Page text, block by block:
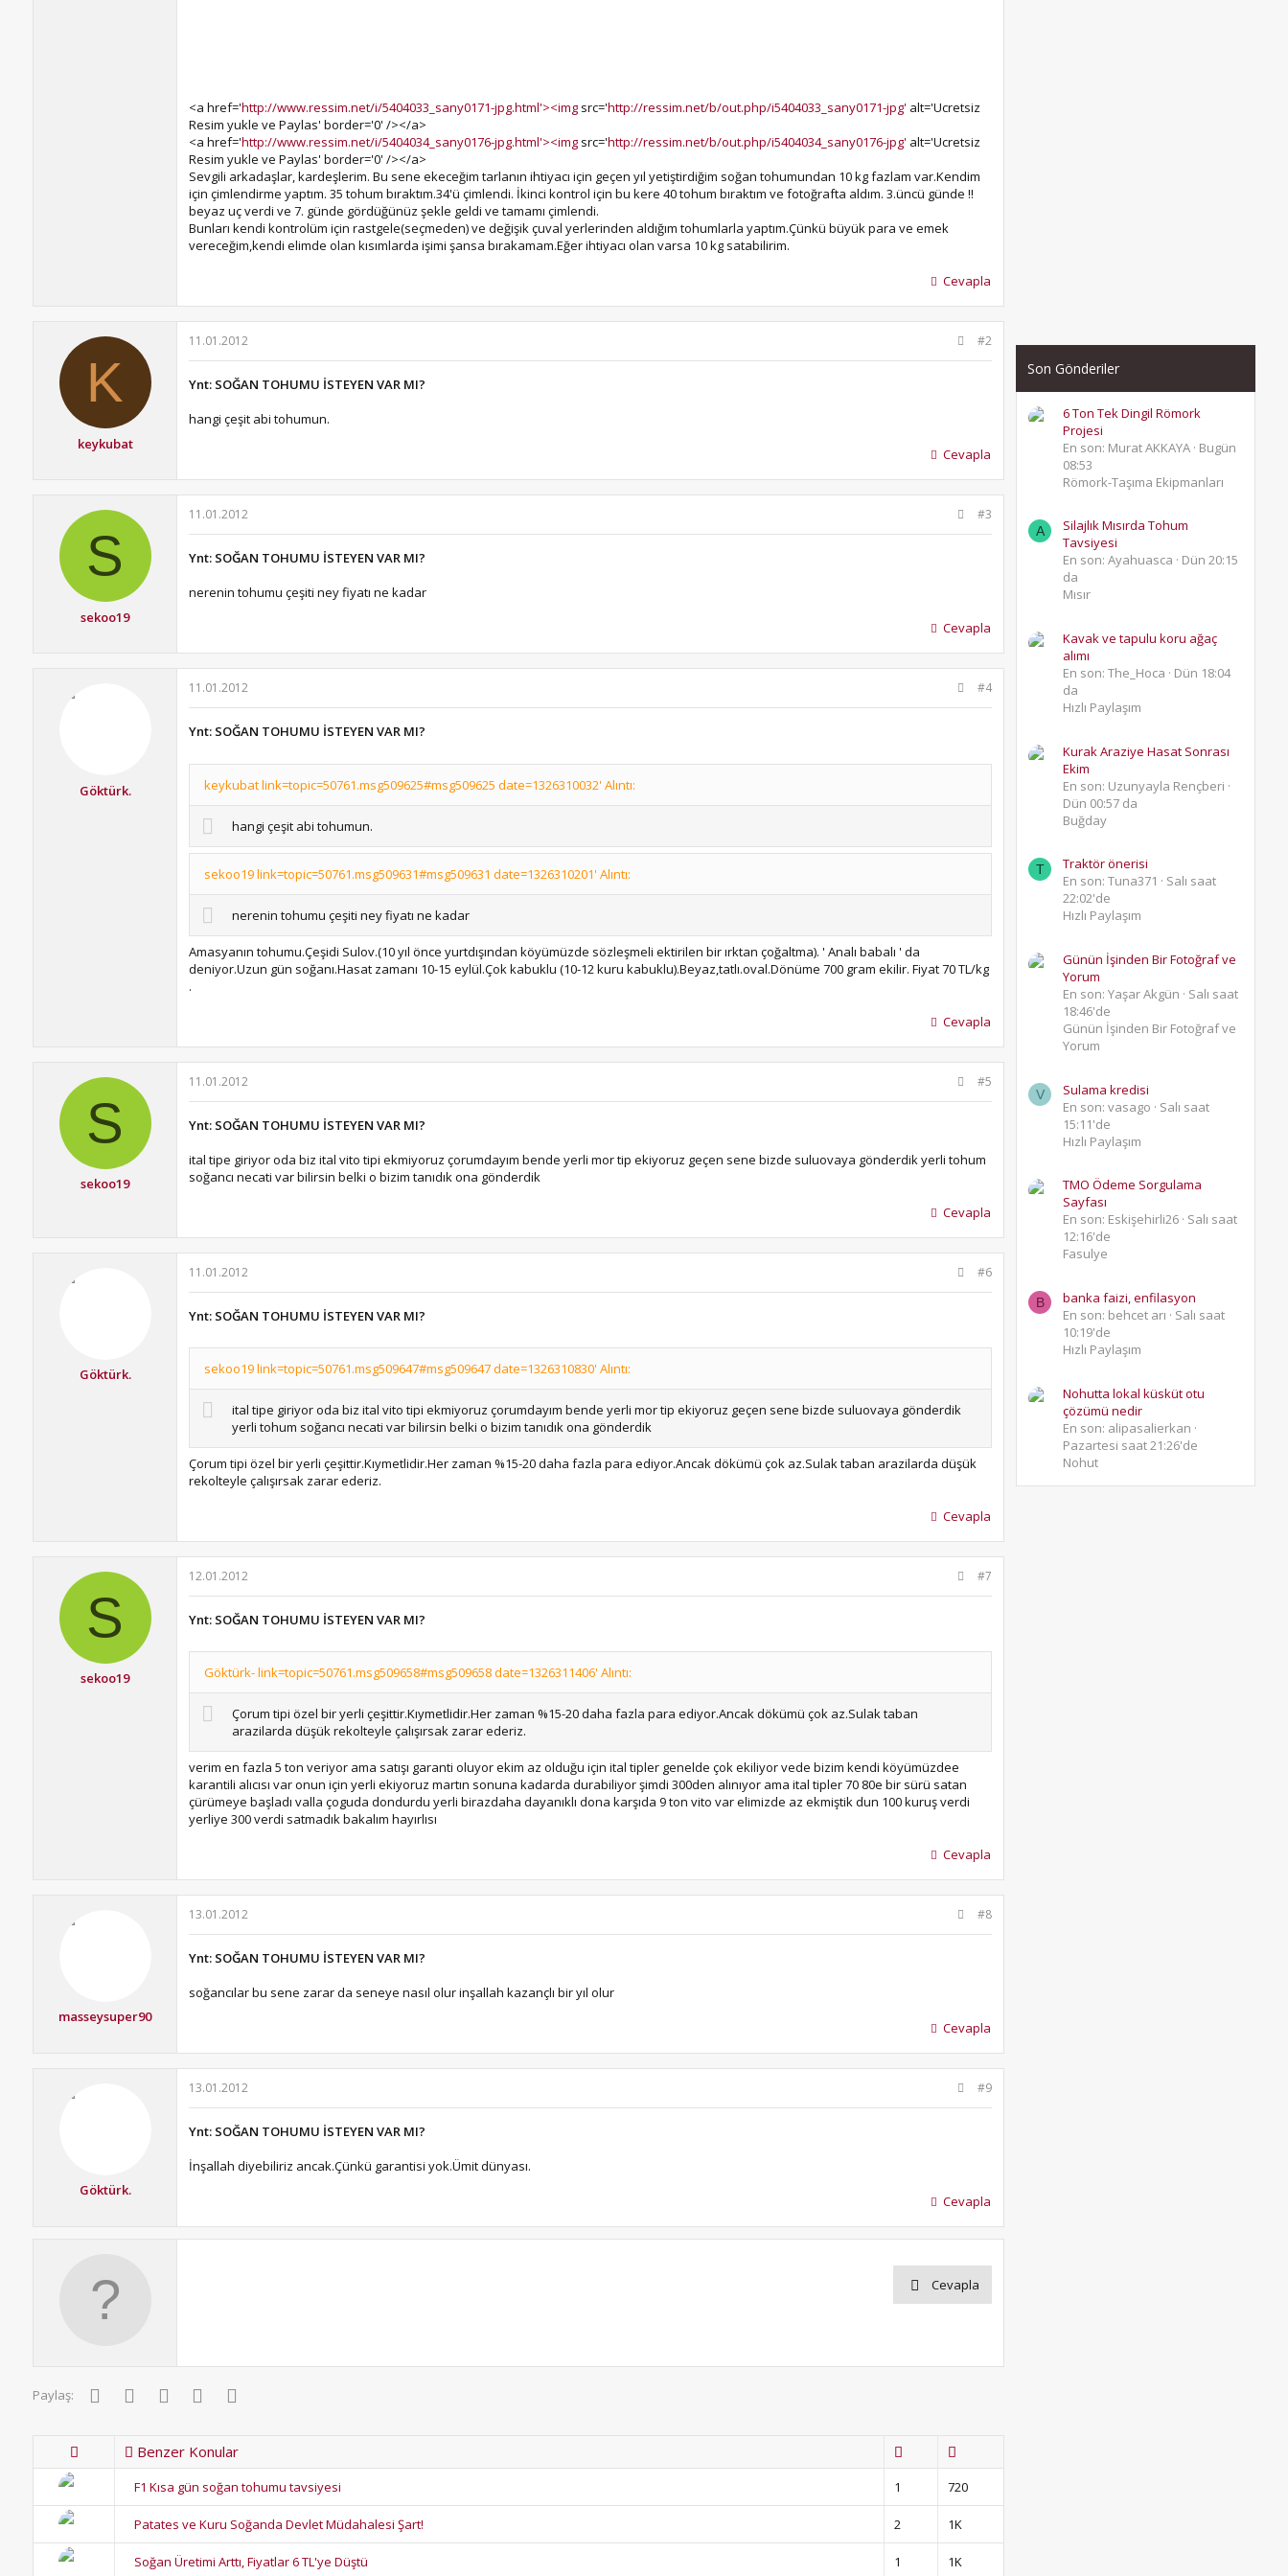
<a href='http://www.ressim.net/i/5404033_sany0171-jpg.html'><img src='http://ressim.net/b/out.php/i5404033_sany0171-jpg' alt='Ucretsiz
Resim yukle ve Paylas' border='0' /></a>
<a href='http://www.ressim.net/i/5404034_sany0176-jpg.html'><img src='http://ressim.net/b/out.php/i5404034_sany0176-jpg' alt='Ucretsiz
Resim yukle ve Paylas' border='0' /></a>
Sevgili arkadaşlar, kardeşlerim. Bu sene ekeceğim tarlanın ihtiyacı için geçen yıl yetiştirdiğim soğan tohumundan 10 kg fazlam var.Kendim
için çimlendirme yaptım. 35 tohum bıraktım.34'ü çimlendi. İkinci kontrol için bu kere 40 tohum bıraktım ve fotoğrafta aldım. 3.üncü günde !!
beyaz uç verdi ve 7. günde gördüğünüz şekle geldi ve tamamı çimlendi.
Bunları kendi kontrolüm için rastgele(seçmeden) ve değişik çuval yerlerinden aldığım tohumlarla yaptım.Çünkü büyük para ve emek
vereceğim,kendi elimde olan kısımlarda işimi şansa bırakamam.Eğer ihtiyacı olan varsa 10 kg satabilirim.
Cevapla
K
keykubat
11.01.2012 #2
Ynt: SOĞAN TOHUMU İSTEYEN VAR MI?
hangi çeşit abi tohumun.
Cevapla
S
sekoo19
11.01.2012 #3
Ynt: SOĞAN TOHUMU İSTEYEN VAR MI?
nerenin tohumu çeşiti ney fiyatı ne kadar
Cevapla
Göktürk.
11.01.2012 #4
Ynt: SOĞAN TOHUMU İSTEYEN VAR MI?
keykubat link=topic=50761.msg509625#msg509625 date=1326310032' Alıntı:
hangi çeşit abi tohumun.
sekoo19 link=topic=50761.msg509631#msg509631 date=1326310201' Alıntı:
nerenin tohumu çeşiti ney fiyatı ne kadar
Amasyanın tohumu.Çeşidi Sulov.(10 yıl önce yurtdışından köyümüzde sözleşmeli ektirilen bir ırktan çoğaltma). ' Analı babalı ' da
deniyor.Uzun gün soğanı.Hasat zamanı 10-15 eylül.Çok kabuklu (10-12 kuru kabuklu).Beyaz,tatlı.oval.Dönüme 700 gram ekilir. Fiyat 70 TL/kg
.
Cevapla
S
sekoo19
11.01.2012 #5
Ynt: SOĞAN TOHUMU İSTEYEN VAR MI?
ital tipe giriyor oda biz ital vito tipi ekmiyoruz çorumdayım bende yerli mor tip ekiyoruz geçen sene bizde suluovaya gönderdik yerli tohum
soğancı necati var bilirsin belki o bizim tanıdık ona gönderdik
Cevapla
Göktürk.
11.01.2012 #6
Ynt: SOĞAN TOHUMU İSTEYEN VAR MI?
sekoo19 link=topic=50761.msg509647#msg509647 date=1326310830' Alıntı:
ital tipe giriyor oda biz ital vito tipi ekmiyoruz çorumdayım bende yerli mor tip ekiyoruz geçen sene bizde suluovaya gönderdik
yerli tohum soğancı necati var bilirsin belki o bizim tanıdık ona gönderdik
Çorum tipi özel bir yerli çeşittir.Kıymetlidir.Her zaman %15-20 daha fazla para ediyor.Ancak dökümü çok az.Sulak taban arazilarda düşük
rekolteyle çalışırsak zarar ederiz.
Cevapla
S
sekoo19
12.01.2012 #7
Ynt: SOĞAN TOHUMU İSTEYEN VAR MI?
Göktürk- link=topic=50761.msg509658#msg509658 date=1326311406' Alıntı:
Çorum tipi özel bir yerli çeşittir.Kıymetlidir.Her zaman %15-20 daha fazla para ediyor.Ancak dökümü çok az.Sulak taban
arazilarda düşük rekolteyle çalışırsak zarar ederiz.
verim en fazla 5 ton veriyor ama satışı garanti oluyor ekim az olduğu için ital tipler genelde çok ekiliyor vede bizim kendi köyümüzdee
karantili alıcısı var onun için yerli ekiyoruz martın sonuna kadarda durabiliyor şimdi 300den alınıyor ama ital tipler 70 80e bir sürü satan
çürümeye başladı valla çoguda dondurdu yerli birazdaha dayanıklı dona karşıda 9 ton vito var elimizde az ekmiştik dun 100 kuruş verdi
yerliye 300 verdi satmadık bakalım hayırlısı
Cevapla
masseysuper90
13.01.2012 #8
Ynt: SOĞAN TOHUMU İSTEYEN VAR MI?
soğancılar bu sene zarar da seneye nasıl olur inşallah kazançlı bir yıl olur
Cevapla
Göktürk.
13.01.2012 #9
Ynt: SOĞAN TOHUMU İSTEYEN VAR MI?
İnşallah diyebiliriz ancak.Çünkü garantisi yok.Ümit dünyası.
Cevapla
Cevapla
Paylaş: Facebook
Twitter PinterestWhatsApp
Benzer Konular
F1 Kısa gün soğan tohumu tavsiyesi 1 720
Patates ve Kuru Soğanda Devlet Müdahalesi Şart! 2 1K
Soğan Üretimi Arttı, Fiyatlar 6 TL'ye Düştü 1 1K
Son Gönderiler
6 Ton Tek Dingil Römork
Projesi
En son: Murat AKKAYA Bugün
08:53
Römork-Taşıma Ekipmanları
A
Silajlık Mısırda Tohum
Tavsiyesi
En son: Ayahuasca
Dün 20:15
da
Mısır
Kavak ve tapulu koru ağaç
alımı
En son: The_Hoca
Dün 18:04
da
Hızlı Paylaşım
Kurak Araziye Hasat Sonrası
Ekim
En son: Uzunyayla Rençberi
Dün 00:57 da
Buğday
T
Traktör önerisi
En son: Tuna371
Salı saat
22:02'de
Hızlı Paylaşım
Günün İşinden Bir Fotoğraf ve
Yorum
En son: Yaşar Akgün
Salı saat
18:46'de
Günün İşinden Bir Fotoğraf ve
Yorum
V
Sulama kredisi
En son: vasago
Salı saat
15:11'de
Hızlı Paylaşım
TMO Ödeme Sorgulama
Sayfası
En son: Eskişehirli26 Salı saat
12:16'de
Fasulye
B
banka faizi, enfilasyon
En son: behcet arı
Salı saat
10:19'de
Hızlı Paylaşım
Nohutta lokal küsküt otu
çözümü nedir
En son: alipasalierkan
Pazartesi saat 21:26'de
Nohut